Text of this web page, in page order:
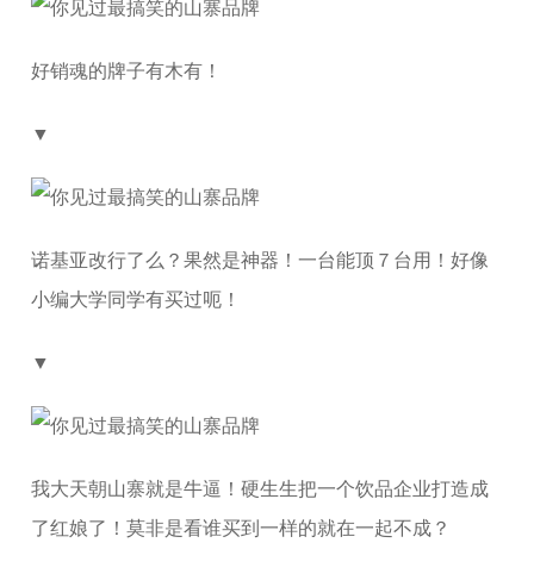
好销魂的牌子有木有！
▼
诺基亚改行了么？果然是神器！一台能顶７台用！好像
小编大学同学有买过呃！
▼
我大天朝山寨就是牛逼！硬生生把一个饮品企业打造成
了红娘了！莫非是看谁买到一样的就在一起不成？